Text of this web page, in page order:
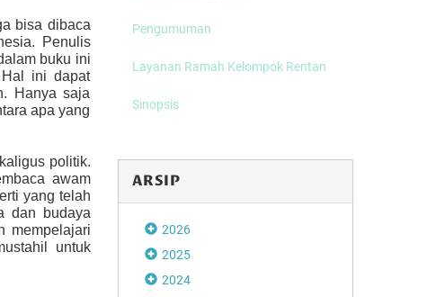
bisa dibaca
Penulis
buku ini
Hal ini dapat
Hanya saja
apa yang
politik.
awam
yang telah
dan budaya
mempelajari
untuk
Pengumuman
Layanan Ramah Kelompok Rentan
Sinopsis
ARSIP
2026
2025
2024